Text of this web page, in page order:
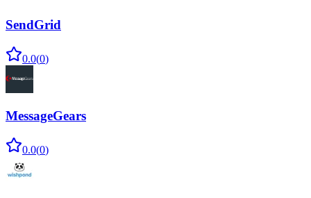
SendGrid
0.0(0)
MessageGears
0.0(0)